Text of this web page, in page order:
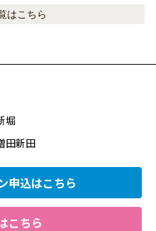
はこちら
堀
田新田
申込はこちら
こちら